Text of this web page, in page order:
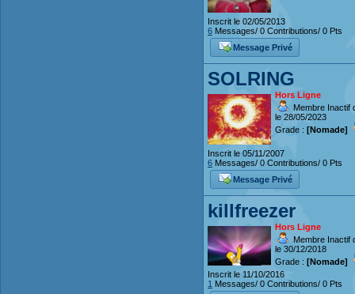
Inscrit le 02/05/2013
6 Messages/ 0 Contributions/ 0 Pts
Message Privé
SOLRING
Hors Ligne
Membre Inactif
le 28/05/2023
Grade : [Nomade]
Inscrit le 05/11/2007
6 Messages/ 0 Contributions/ 0 Pts
Message Privé
killfreezer
Hors Ligne
Membre Inactif
le 30/12/2018
Grade : [Nomade]
Inscrit le 11/10/2016
1 Messages/ 0 Contributions/ 0 Pts